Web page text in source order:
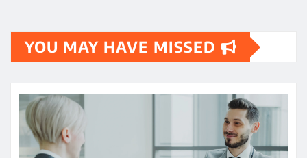
YOU MAY HAVE MISSED